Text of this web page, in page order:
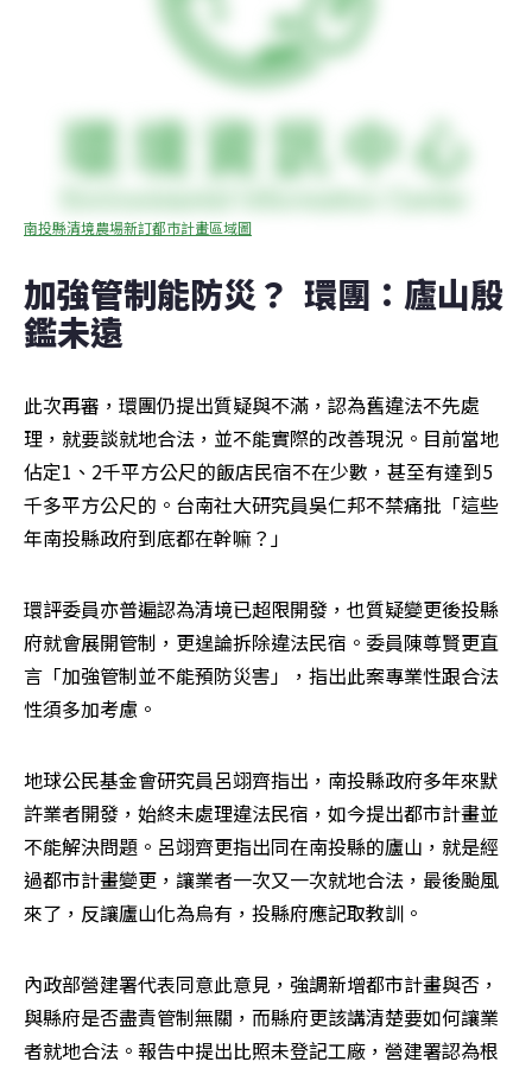
南投縣清境農場新訂都市計畫區域圖
加強管制能防災？  環團：廬山殷
鑑未遠
此次再審，環團仍提出質疑與不滿，認為舊違法不先處
理，就要談就地合法，並不能實際的改善現況。目前當地
佔定1、2千平方公尺的飯店民宿不在少數，甚至有達到5
千多平方公尺的。台南社大研究員吳仁邦不禁痛批「這些
年南投縣政府到底都在幹嘛？」
環評委員亦普遍認為清境已超限開發，也質疑變更後投縣
府就會展開管制，更遑論拆除違法民宿。委員陳尊賢更直
言「加強管制並不能預防災害」，指出此案專業性跟合法
性須多加考慮。
地球公民基金會研究員呂翊齊指出，南投縣政府多年來默
許業者開發，始終未處理違法民宿，如今提出都市計畫並
不能解決問題。呂翊齊更指出同在南投縣的廬山，就是經
過都市計畫變更，讓業者一次又一次就地合法，最後颱風
來了，反讓廬山化為烏有，投縣府應記取教訓。
內政部營建署代表同意此意見，強調新增都市計畫與否，
與縣府是否盡責管制無關，而縣府更該講清楚要如何讓業
者就地合法。報告中提出比照未登記工廠，營建署認為根